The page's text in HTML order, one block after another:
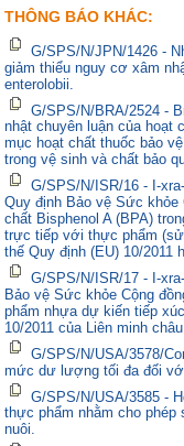
THÔNG BÁO KHÁC:
G/SPS/N/JPN/1426 -
giảm thiểu nguy cơ xâm
enterolobii.
G/SPS/N/BRA/2524 -
nhật chuyên luận của hoạt
mục hoạt chất thuốc bảo
trong vệ sinh và chất bảo
G/SPS/N/ISR/16 - I-
Quy định Bảo vệ Sức
chất Bisphenol A (BPA)
trực tiếp với thực phẩm
thế Quy định (EU) 10/2011
G/SPS/N/ISR/17 - I-
Bảo vệ Sức khỏe Cộng
phẩm nhựa dự kiến tiếp
10/2011 của Liên minh
G/SPS/N/USA/3578/
mức dư lượng tối đa đối
G/SPS/N/USA/3585 -
thực phẩm nhằm cho
nuôi.